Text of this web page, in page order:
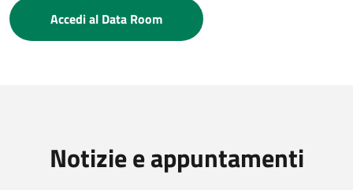
Accedi al Data Room
Notizie e appuntamenti